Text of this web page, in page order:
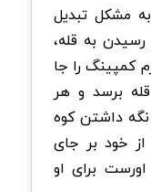
به مشکل تبدیل
رسیدن به قله،
کمپینگ را جا
برسد و هر
نگه داشتن کوه
خود بر جای
برای او